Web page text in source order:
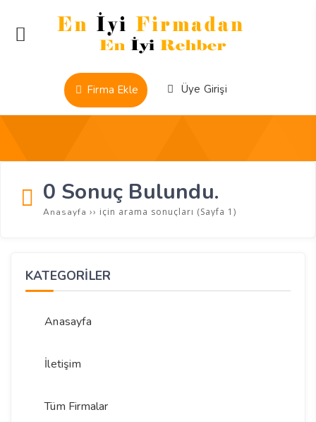
Üye Girişi
Firma Ekle
0 Sonuç Bulundu.
Anasayfa ›› için arama sonuçları (Sayfa 1)
KATEGORİLER
Anasayfa
İletişim
Tüm Firmalar